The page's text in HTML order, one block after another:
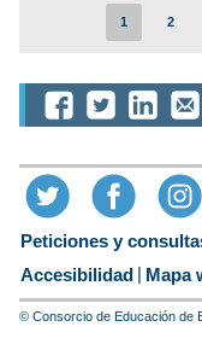
1 2
Peticiones y
Accesibilidad
Mapa
© Consorcio de Educación de